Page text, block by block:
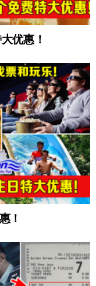
优惠！
！